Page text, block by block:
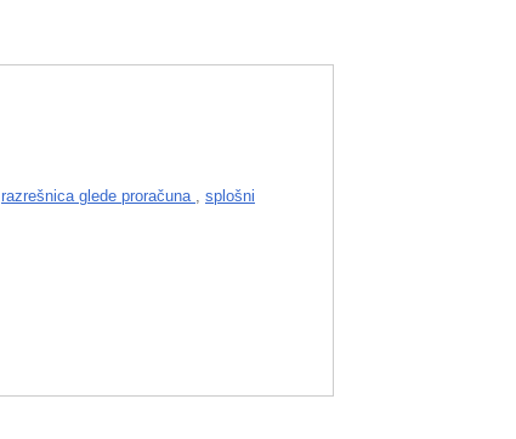
razrešnica glede proračuna
splošni